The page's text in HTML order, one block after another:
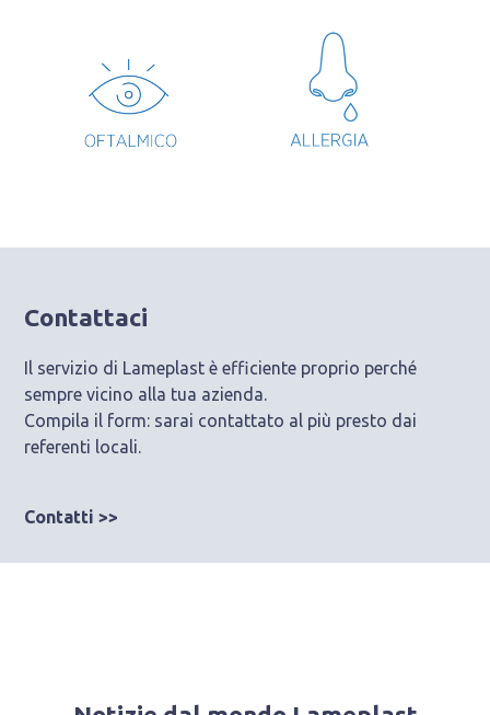
Contattaci
Il servizio di Lameplast è efficiente proprio perché
sempre vicino alla tua azienda.
Compila il form: sarai contattato al più presto dai
referenti locali.
Contatti >>